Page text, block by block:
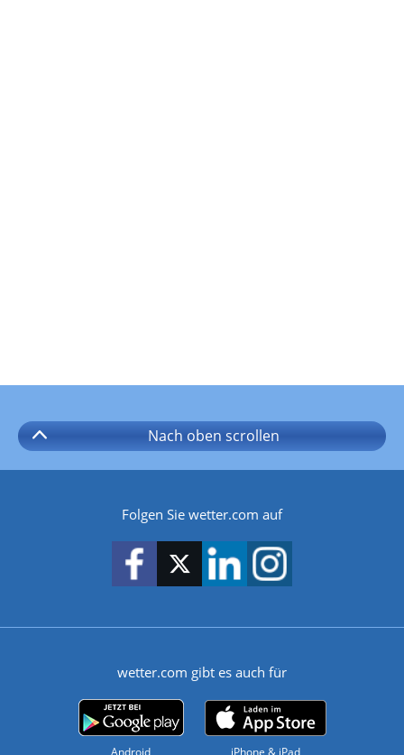
Nach oben scrollen
Folgen Sie wetter.com auf
wetter.com gibt es auch für